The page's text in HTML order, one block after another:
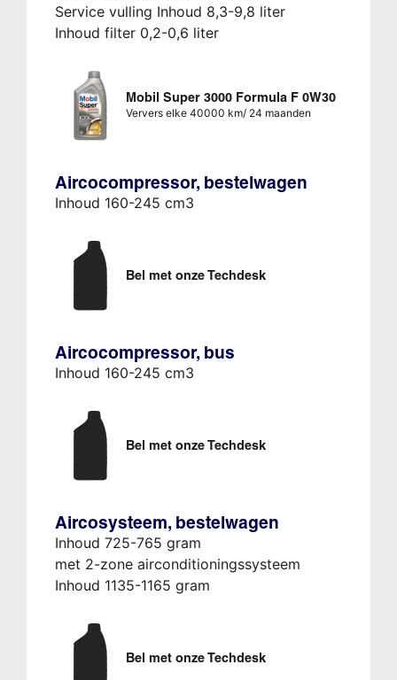
Service vulling Inhoud 8,3-9,8 liter
Inhoud filter 0,2-0,6 liter
Mobil Super 3000 Formula F 0W30
Ververs elke 40000 km/ 24 maanden
Aircocompressor, bestelwagen
Inhoud 160-245 cm3
Bel met onze Techdesk
Aircocompressor, bus
Inhoud 160-245 cm3
Bel met onze Techdesk
Aircosysteem, bestelwagen
Inhoud 725-765 gram
met 2-zone airconditioningssysteem
Inhoud 1135-1165 gram
Bel met onze Techdesk